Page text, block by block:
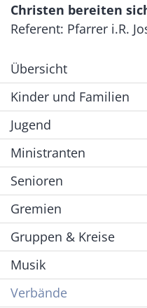
Christen bereiten
Referent: Pfarrer i.R.
Übersicht
Kinder und Familien
Jugend
Ministranten
Senioren
Gremien
Gruppen & Kreise
Musik
Verbände